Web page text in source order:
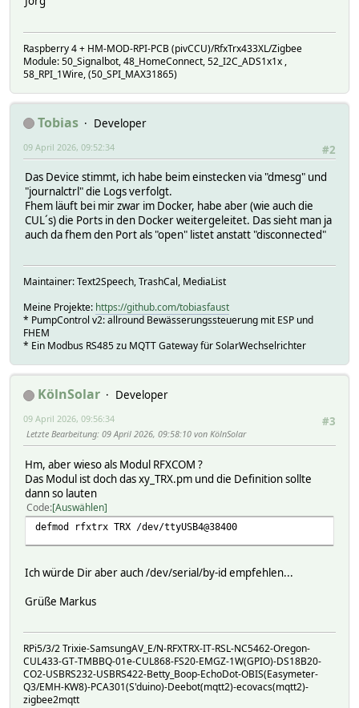
Raspberry 4 + HM-MOD-RPI-PCB (pivCCU)/RfxTrx433XL/Zigbee
Module: 50_Signalbot, 48_HomeConnect, 52_I2C_ADS1x1x ,
58_RPI_1Wire, (50_SPI_MAX31865)
Tobias
Developer
#2
09 April 2026, 09:52:34
Das Device stimmt, ich habe beim einstecken via "dmesg" und
"journalctrl" die Logs verfolgt.
Fhem läuft bei mir zwar im Docker, habe aber (wie auch die
CUL´s) die Ports in den Docker weitergeleitet. Das sieht man ja
auch da fhem den Port als "open" listet anstatt "disconnected"
Maintainer: Text2Speech, TrashCal, MediaList
Meine Projekte: https://github.com/tobiasfaust
* PumpControl v2: allround Bewässerungssteuerung mit ESP und
FHEM
* Ein Modbus RS485 zu MQTT Gateway für SolarWechselrichter
KölnSolar
Developer
#3
09 April 2026, 09:56:34
Letzte Bearbeitung: 09 April 2026, 09:58:10 von KölnSolar
Hm, aber wieso als Modul RFXCOM ?
Das Modul ist doch das xy_TRX.pm und die Definition sollte
dann so lauten
Code Auswählen
defmod rfxtrx TRX /dev/ttyUSB4@38400
Ich würde Dir aber auch /dev/serial/by-id empfehlen...
Grüße Markus
RPi5/3/2 Trixie-SamsungAV_E/N-RFXTRX-IT-RSL-NC5462-Oregon-
CUL433-GT-TMBBQ-01e-CUL868-FS20-EMGZ-1W(GPIO)-DS18B20-
CO2-USBRS232-USBRS422-Betty_Boop-EchoDot-OBIS(Easymeter-
Q3/EMH-KW8)-PCA301(S'duino)-Deebot(mqtt2)-ecovacs(mqtt2)-
zigbee2mqtt